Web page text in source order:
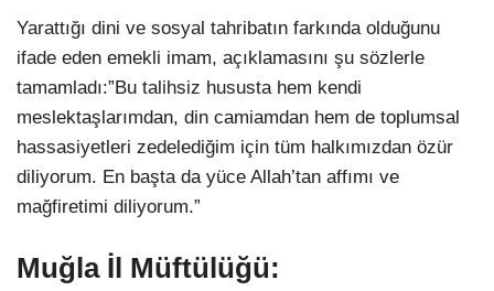
Yarattığı dini ve sosyal tahribatın farkında olduğunu
ifade eden emekli imam, açıklamasını şu sözlerle
tamamladı:”Bu talihsiz hususta hem kendi
meslektaşlarımdan, din camiamdan hem de toplumsal
hassasiyetleri zedelediğim için tüm halkımızdan özür
diliyorum. En başta da yüce Allah’tan affımı ve
mağfiretimi diliyorum.”
Muğla İl Müftülüğü: